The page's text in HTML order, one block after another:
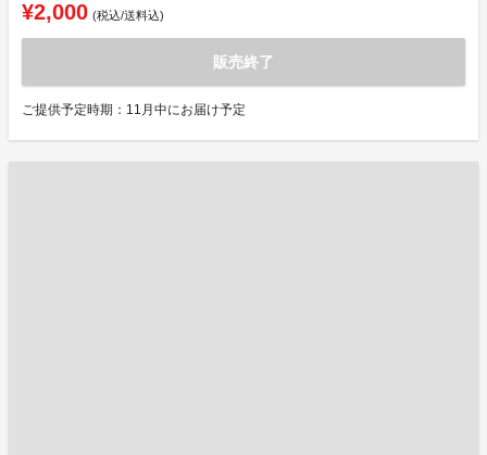
¥2,000 (税込/送料込)
販売終了
ご提供予定時期：11月中にお届け予定